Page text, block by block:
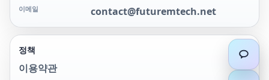
이메일 contact@futuremtech.net
정책
이용약관